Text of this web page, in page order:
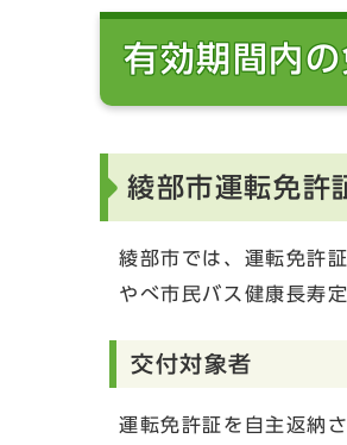
有効期間内
綾部市運転免許
綾部市では、運転免許
やべ市民バス健康長寿
交付対象者
運転免許証を自主返納